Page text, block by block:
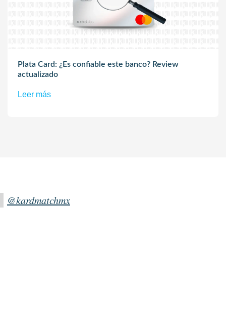
Plata Card: ¿Es confiable este banco? Review
actualizado
Leer más
@kardmatchmx